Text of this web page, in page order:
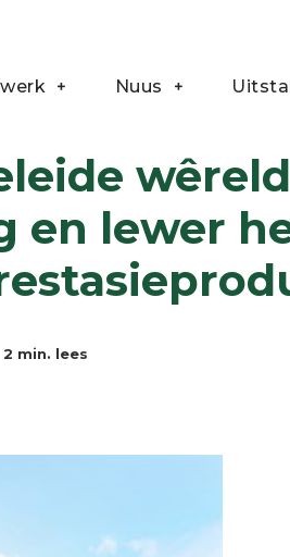
Nuus
en lewer hernubare rekenaars vir...
en lewer
2 min. lees